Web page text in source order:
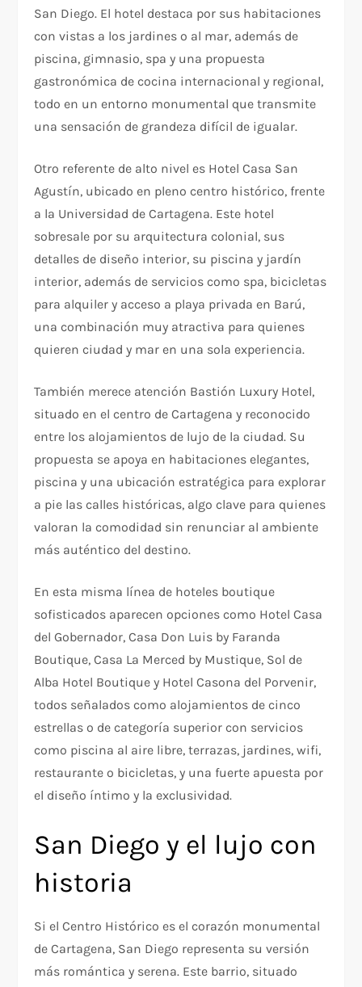
San Diego. El hotel destaca por sus habitaciones
con vistas a los jardines o al mar, además de
piscina, gimnasio, spa y una propuesta
gastronómica de cocina internacional y regional,
todo en un entorno monumental que transmite
una sensación de grandeza difícil de igualar.
Otro referente de alto nivel es Hotel Casa San
Agustín, ubicado en pleno centro histórico, frente
a la Universidad de Cartagena. Este hotel
sobresale por su arquitectura colonial, sus
detalles de diseño interior, su piscina y jardín
interior, además de servicios como spa, bicicletas
para alquiler y acceso a playa privada en Barú,
una combinación muy atractiva para quienes
quieren ciudad y mar en una sola experiencia.​
También merece atención Bastión Luxury Hotel,
situado en el centro de Cartagena y reconocido
entre los alojamientos de lujo de la ciudad. Su
propuesta se apoya en habitaciones elegantes,
piscina y una ubicación estratégica para explorar
a pie las calles históricas, algo clave para quienes
valoran la comodidad sin renunciar al ambiente
más auténtico del destino.​
En esta misma línea de hoteles boutique
sofisticados aparecen opciones como Hotel Casa
del Gobernador, Casa Don Luis by Faranda
Boutique, Casa La Merced by Mustique, Sol de
Alba Hotel Boutique y Hotel Casona del Porvenir,
todos señalados como alojamientos de cinco
estrellas o de categoría superior con servicios
como piscina al aire libre, terrazas, jardines, wifi,
restaurante o bicicletas, y una fuerte apuesta por
el diseño íntimo y la exclusividad.​
San Diego y el lujo con
historia
Si el Centro Histórico es el corazón monumental
de Cartagena, San Diego representa su versión
más romántica y serena. Este barrio, situado